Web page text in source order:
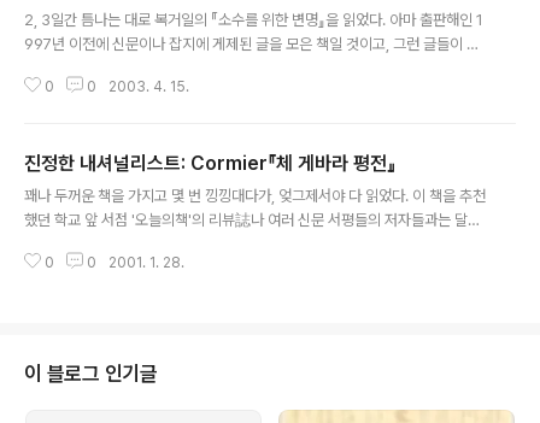
외곽의 서민 거주지)를 나누어, 메이지유신과 메이지 천황으로 상징되는 일본의
근대화를 작은 문화상文化象에서부터 그려내고 있었다. 당시 일인들이..
2, 3일간 틈나는 대로 복거일의 『소수를 위한 변명』을 읽었다. 아마 출판해인 1
997년 이전에 신문이나 잡지에 게제된 글을 모은 책일 것이고, 그런 글들이 시
중요한 글들이라는 생각을 지울 수 없었다. 각각 독립된 글들이라 중복되는 부
고, 끌리기까지 했다. 교장의 권위주의적인 태도가 문제가 되어 기간제 교사가
피해자인 것이 분명한 사건임에도 죽음 앞에서는 시야가 흐릿해지는 사회를 보
면서 많이 답답해져 있던 터라 그런 합리적인 판단을 하는 사람이 많을수록 개
0 0 2003. 4. 15.
진정한 내셔널리스트: Cormier『체 게바라 평전』
꽤나 두꺼운 책을 가지고 몇 번 낑낑대다가, 엊그제서야 다 읽었다. 이 책을 추천
했던 학교 앞 서점 '오늘의책'의 리뷰誌나 여러 신문 서평들의 저자들과는 달리
모르는, 이른바 '문외한'이었다. 때문에 '체'라는 이름이 그들에게 가져다 줄 향
에르네스또 게바라의 용기와 신념이 처음에는 이해가 되지 않을 정도였다. 미
제국주의의 사주를 받은 바띠스따 정권을 몰아내기 위해 지병인 천식에도 불구
0 0 2001. 1. 28.
이 블로그 인기글